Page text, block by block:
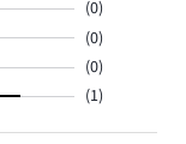
(0)
(0)
(0)
(1)